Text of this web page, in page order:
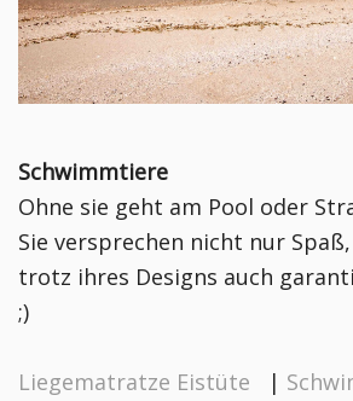
Schwimmtiere
Ohne sie geht am Pool oder
Sie versprechen nicht nur
trotz ihres Designs auch
;)
Liegematratze Eistüte |